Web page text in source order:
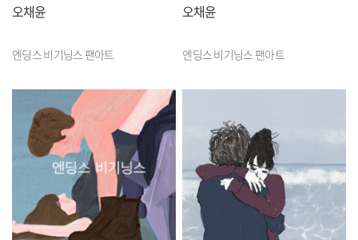
오채윤
엔딩스 비기닝스 팬아트
오채윤
엔딩스 비기닝스 팬아트